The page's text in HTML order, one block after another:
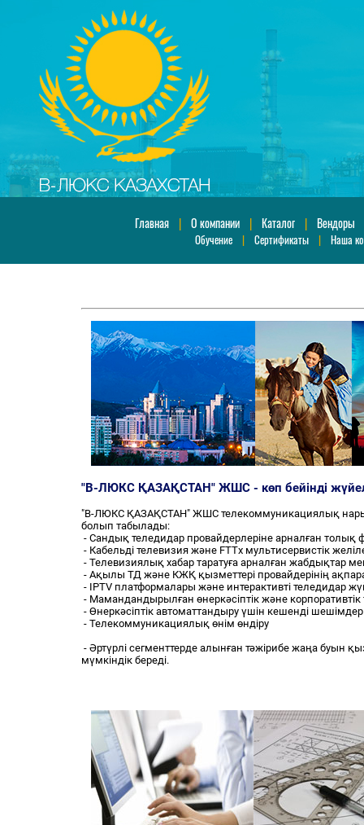
Главная| О компании| Каталог| Вендоры
Обучение | Сертификаты | Наша
"В-ЛЮКС ҚАЗАҚСТАН" ЖШС - көп бейінді
"В-ЛЮКС ҚАЗАҚСТАН" ЖШС телекоммуникациялық
болып табылады:
- Сандық теледидар провайдерлеріне арналған
- Кабельді телевизия және FTTx мультисервистік
- Телевизиялық хабар таратуға арналған жабдықтар
- Ақылы ТД және КЖҚ қызметтері провайдерінің
- IPTV платформалары және интерактивті теледидар
- Мамандандырылған өнеркәсіптік және корпоративтік
- Өнеркәсіптік автоматтандыру үшін кешенді шешімдер
- Телекоммуникациялық өнім өндіру
- Әртүрлі сегменттерде алынған тәжірибе жаңа буын
мүмкіндік береді.